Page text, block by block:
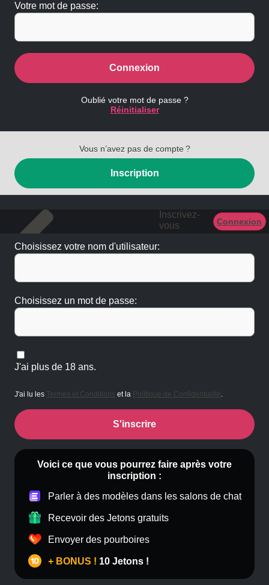
Votre mot de passe:
Connexion
Oublié votre mot de passe ?
Réinitialiser
Vous n’avez pas de compte ?
Inscription
Inscrivez-
vous
Connexion
Choisissez votre nom d'utilisateur:
Choisissez un mot de passe:
J'ai plus de 18 ans.
J'ai lu les Termes et Conditions et la Politique de Confidentialité.
S'inscrire
Voici ce que vous pourrez faire après votre
inscription :
Parler à des modèles dans les salons de chat
Recevoir des Jetons gratuits
Envoyer des pourboires
+ BONUS ! 10 Jetons !